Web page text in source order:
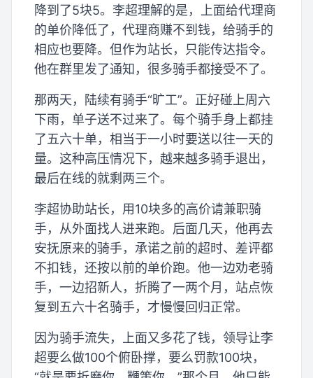
降到了5块5。李超理解的是，上面给代理商
的单价降低了，代理商赚不到钱，给骑手的
相应也要降。但作为站长，只能传达指令。
他在群里发了通知，很多骑手都接受不了。
那两天，陆续有骑手“旷工”。正好碰上周六
下雨，单子送不过来了。每个骑手身上都挂
了五六十单，相当于一小时要送以往一天的
量。这种高压情况下，越来越多骑手退出，
最后在线的就剩两三个。
李超协助站长，用10块多的高价请兼职骑
手，从外面找人进来跑。后面几天，他再去
安抚原来的骑手，承诺之前的超时、差评都
不扣钱，还按以前的单价跑。他一边劝老骑
手，一边招新人，折腾了一两个月，站点恢
复到五六十名骑手，才慢慢回归正常。
因为骑手流失，上面又多花了钱，领导让李
超要么做100个俯卧撑，要么罚款100块，